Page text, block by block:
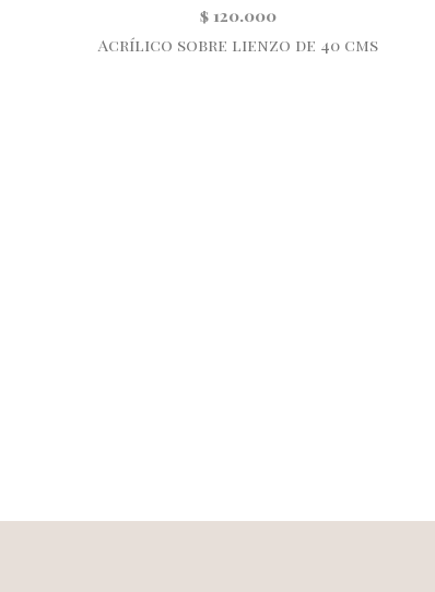
$120.000
Acrílico sobre lienzo de 40 cms